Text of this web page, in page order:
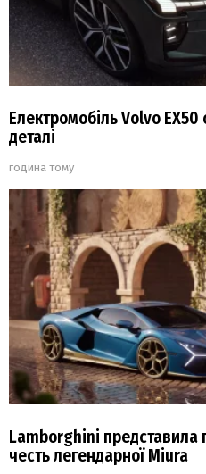
Електромобіль Volvo EX50
деталі
година тому
Lamborghini представила
честь легендарної Miura